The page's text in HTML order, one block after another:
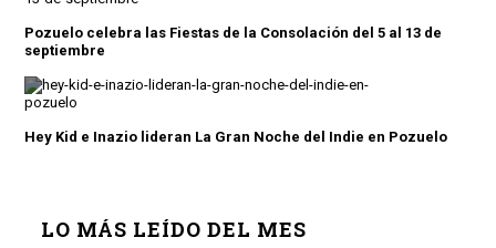
Pozuelo celebra las Fiestas de la Consolación del 5 al 13 de
septiembre
Hey Kid e Inazio lideran La Gran Noche del Indie en Pozuelo
LO MÁS LEÍDO DEL MES